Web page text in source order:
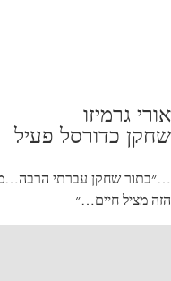
אורי גרמיזו
שחקן כדורסל פעיל
…״בתור שחקן עברתי
הזה מציל חיים…״